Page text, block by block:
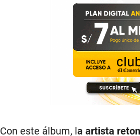
Con este álbum, l a artista